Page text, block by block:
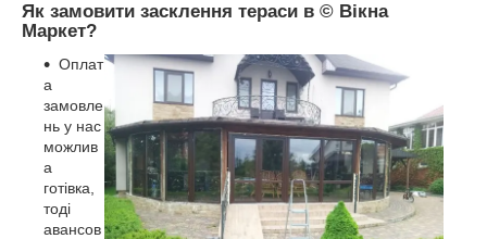
Як замовити засклення тераси в © Вікна
Маркет?
Оплат
а
замовле
нь у нас
можлив
а
готівка,
тоді
авансов